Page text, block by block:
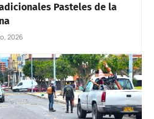
Pasteles de la
2026